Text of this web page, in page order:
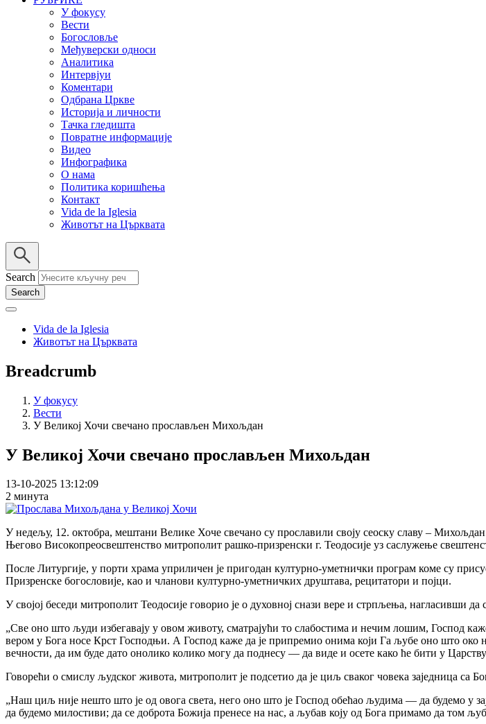
У фокусу
Вести
Богословље
Међуверски односи
Аналитика
Интервјуи
Коментари
Одбрана Цркве
Историја и личности
Тачка гледишта
Повратне информације
Видео
Инфографика
О нама
Политика коришћења
Контакт
Vida de la Iglesia
Животът на Църквата
Search
Vida de la Iglesia
Животът на Църквата
Breadcrumb
У фокусу
Вести
У Великој Хочи свечано прослављен Михољдан
У Великој Хочи свечано прослављен Михољдан
13-10-2025 13:12:09
2 минута
У недељу, 12. октобра, мештани Велике Хоче свечано су прославили своју сеоску славу –
Његово Високопреосвештенство митрополит рашко-призренски г. Теодосије уз саслужење
После Литургије, у порти храма уприличен је пригодан културно-уметнички програм коме су
Призренске богословије, као и чланови културно-уметничких друштава, рецитатори и појци.
У својој беседи митрополит Теодосије говорио је о духовној снази вере и стрпљења, нагласивши
„Све оно што људи избегавају у овом животу, сматрајући то слабостима и нечим лошим, Господ
вером у Бога носе Крст Господњи. А Господ каже да је припремио онима који Га љубе оно што
вечности, да им буде дато онолико колико могу да поднесу — да виде и осете како ће бити у
Говорећи о смислу људског живота, митрополит је подсетио да је циљ сваког човека заједница са
„Наш циљ није нешто што је од овога света, него оно што је Господ обећао људима — да будемо у
да будемо милостиви; да се доброта Божија пренесе на нас, а љубав коју од Бога примамо да том